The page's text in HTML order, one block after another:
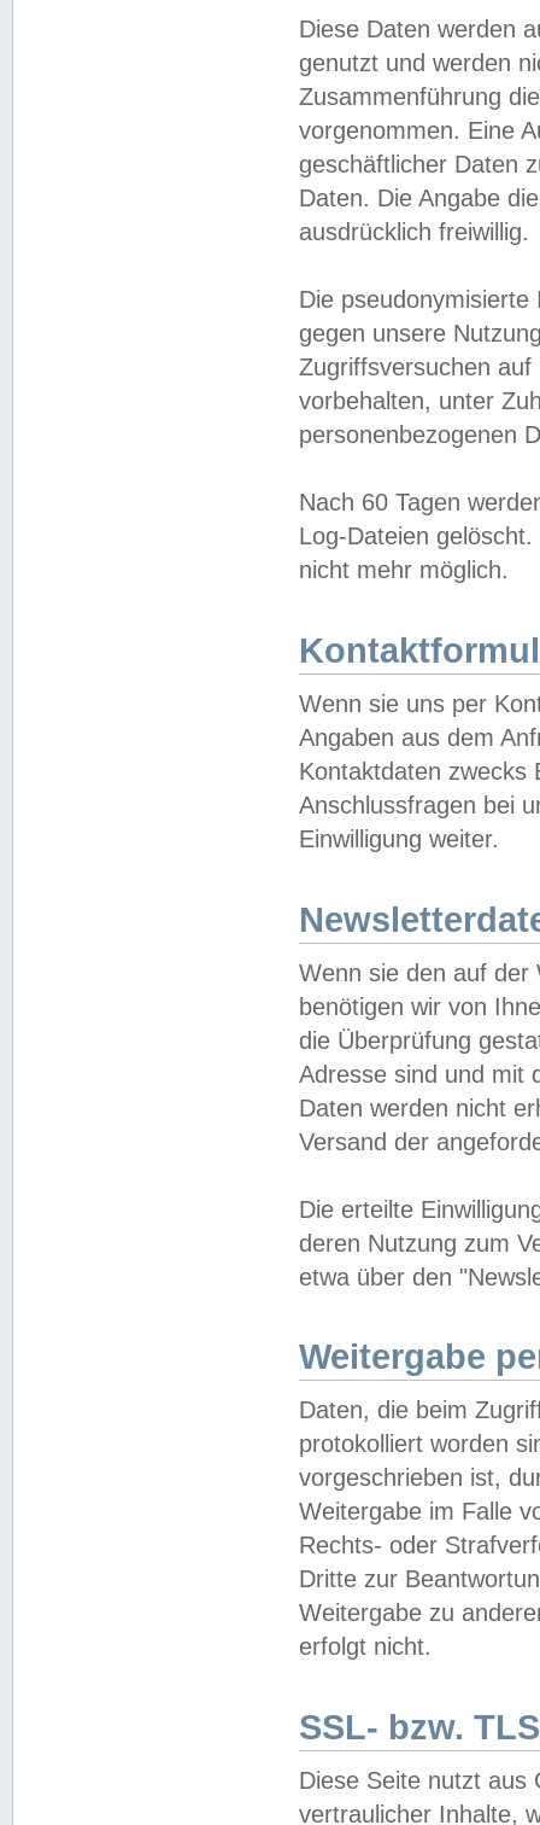
Diese Daten werden
genutzt und werden
Zusammenführung
vorgenommen. Eine
geschäftlicher Daten
Daten. Die Angabe
ausdrücklich freiwillig.
Die
gegen unsere
Zugriffsversuchen
vorbehalten, unter
personenbezogenen
Nach 60 Tagen
Log-Dateien
nicht mehr möglich.
Wenn sie uns per
Angaben aus dem
Kontaktdaten zwecks
Anschlussfragen bei
Einwilligung weiter.
Wenn sie den auf der
benötigen wir von
die Überprüfung
Adresse sind und mit
Daten werden nicht
Versand der
Die erteilte
deren Nutzung zum
etwa über den
Weitergabe
Daten, die beim
protokolliert worden
vorgeschrieben ist,
Weitergabe im Falle
Rechts- oder
Dritte zur
Weitergabe zu
erfolgt nicht.
SSL- bzw.
Diese Seite nutzt aus
vertraulicher Inhalte,